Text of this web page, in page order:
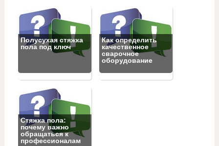
Полусухая стяжка
пола под ключ
Как определить
качественное
сварочное
оборудование
Стяжка пола:
почему важно
обращаться к
профессионалам